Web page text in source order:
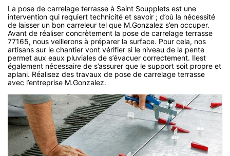
La pose de carrelage terrasse à Saint Soupplets est une
intervention qui requiert technicité et savoir ; d’où la nécessité
de laisser un bon carreleur tel que M.Gonzalez s’en occuper.
Avant de réaliser concrètement la pose de carrelage terrasse
77165, nous veillerons à préparer la surface. Pour cela, nos
artisans sur le chantier vont vérifier si le niveau de la pente
permet aux eaux pluviales de s’évacuer correctement. Ilest
également nécessaire de s’assurer que le support soit propre et
aplani. Réalisez des travaux de pose de carrelage terrasse
avec l’entreprise M.Gonzalez.